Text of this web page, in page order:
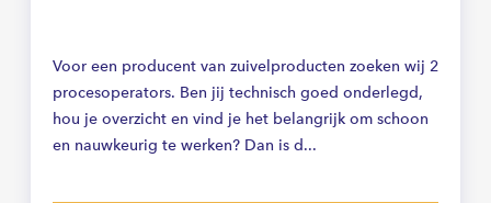
Voor een producent van zuivelproducten zoeken wij 2
procesoperators. Ben jij technisch goed onderlegd,
hou je overzicht en vind je het belangrijk om schoon
en nauwkeurig te werken? Dan is d...